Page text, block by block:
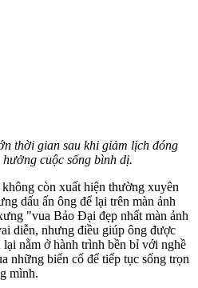
thời gian sau khi giảm lịch đóng
cuộc sống bình dị.
còn xuất hiện thường xuyên
dấu ấn ông để lại trên màn ảnh
"vua Bảo Đại đẹp nhất màn ảnh
diễn, nhưng điều giúp ông được
nằm ở hành trình bền bỉ với nghề
những biến cố để tiếp tục sống trọn
mình.